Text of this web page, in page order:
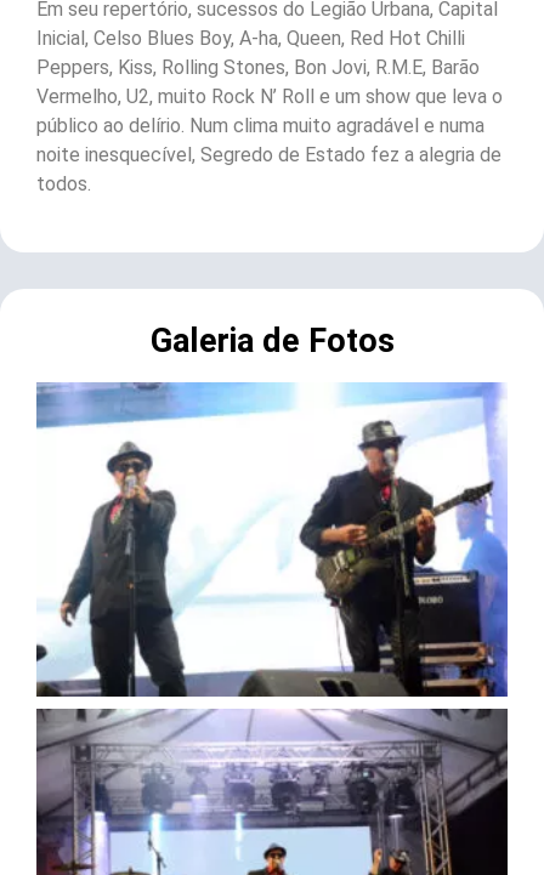
Em seu repertório, sucessos do Legião Urbana, Capital
Inicial, Celso Blues Boy, A-ha, Queen, Red Hot Chilli
Peppers, Kiss, Rolling Stones, Bon Jovi, R.M.E, Barão
Vermelho, U2, muito Rock N’ Roll e um show que leva o
público ao delírio. Num clima muito agradável e numa
noite inesquecível, Segredo de Estado fez a alegria de
todos.
Galeria de Fotos